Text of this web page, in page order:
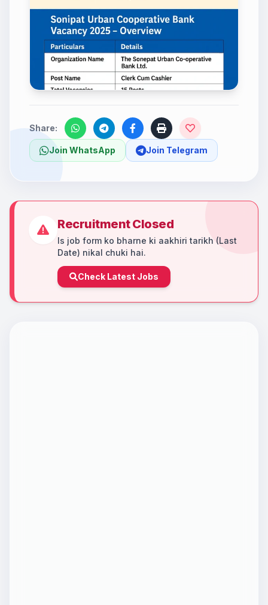
Share:
Join WhatsApp Join Telegram
Recruitment Closed
Is job form ko bharne ki aakhiri tarikh (Last
Date) nikal chuki hai.
Check Latest Jobs